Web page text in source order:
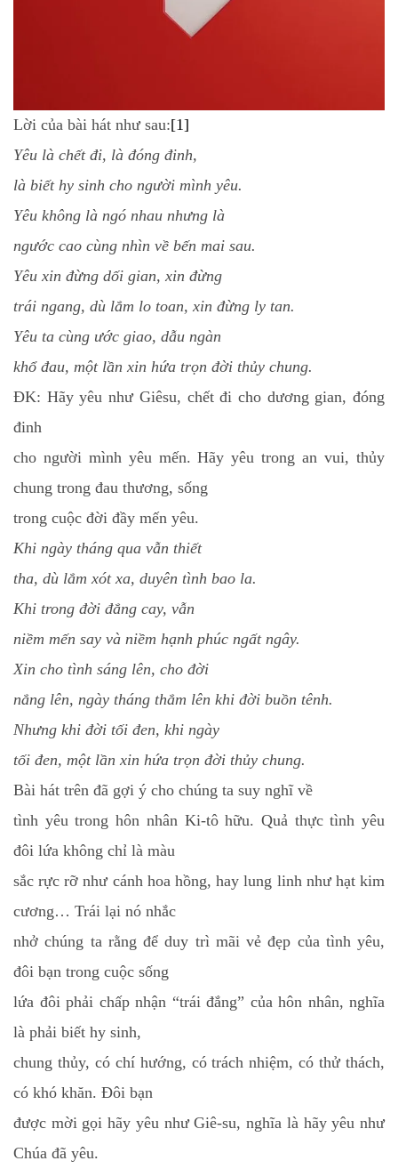
Lời của bài hát như sau:[1]
Yêu là chết đi, là đóng đinh,
là biết hy sinh cho người mình yêu.
Yêu không là ngó nhau nhưng là
ngước cao cùng nhìn về bến mai sau.
Yêu xin đừng dối gian, xin đừng
trái ngang, dù lắm lo toan, xin đừng ly tan.
Yêu ta cùng ước giao, dẫu ngàn
khổ đau, một lần xin hứa trọn đời thủy chung.
ĐK: Hãy yêu như Giêsu, chết đi cho dương gian, đóng
đinh
cho người mình yêu mến. Hãy yêu trong an vui, thủy
chung trong đau thương, sống
trong cuộc đời đầy mến yêu.
Khi ngày tháng qua vẫn thiết
tha, dù lắm xót xa, duyên tình bao la.
Khi trong đời đắng cay, vẫn
niềm mến say và niềm hạnh phúc ngất ngây.
Xin cho tình sáng lên, cho đời
nắng lên, ngày tháng thắm lên khi đời buồn tênh.
Nhưng khi đời tối đen, khi ngày
tối đen, một lần xin hứa trọn đời thủy chung.
Bài hát trên đã gợi ý cho chúng ta suy nghĩ về
tình yêu trong hôn nhân Ki-tô hữu. Quả thực tình yêu
đôi lứa không chỉ là màu
sắc rực rỡ như cánh hoa hồng, hay lung linh như hạt kim
cương… Trái lại nó nhắc
nhở chúng ta rằng để duy trì mãi vẻ đẹp của tình yêu,
đôi bạn trong cuộc sống
lứa đôi phải chấp nhận “trái đắng” của hôn nhân, nghĩa
là phải biết hy sinh,
chung thủy, có chí hướng, có trách nhiệm, có thử thách,
có khó khăn. Đôi bạn
được mời gọi hãy yêu như Giê-su, nghĩa là hãy yêu như
Chúa đã yêu.